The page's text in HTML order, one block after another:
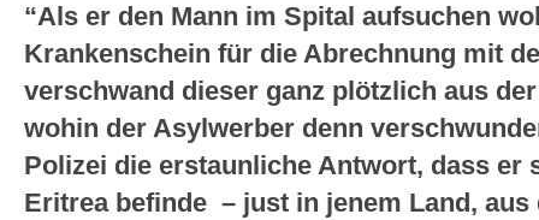
“Als er den Mann im Spital aufsuchen
Krankenschein für die Abrechnung mit
verschwand dieser ganz plötzlich aus
wohin der Asylwerber denn
Polizei die erstaunliche Antwort, dass er
Eritrea befinde – just in jenem Land, aus